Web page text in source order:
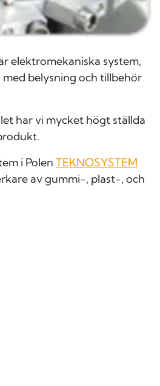
elektromekaniska system,
belysning och tillbehör
har vi mycket högt ställda
i Polen TEKNOSYSTEM
av gummi-, plast-, och